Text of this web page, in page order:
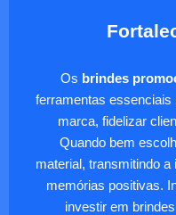
Os brindes
ferramentas essenciais
marca, fidelizar
Quando bem
material, transmitindo
memórias positivas.
investir em